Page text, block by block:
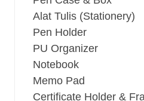
Alat Tulis (Stationery)
Pen Holder
PU Organizer
Notebook
Memo Pad
Certificate Holder &